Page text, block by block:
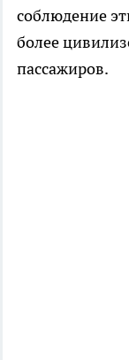
соблюдение
более
пассажиров.